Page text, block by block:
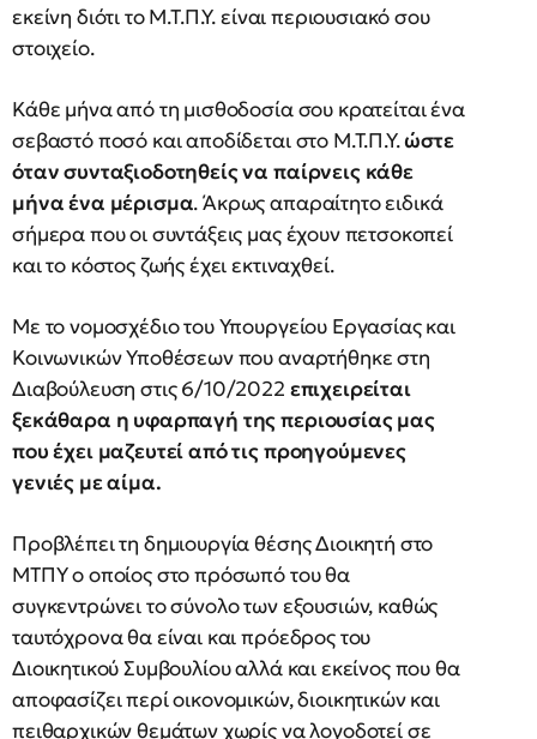
εκείνη διότι το Μ.Τ.Π.Υ. είναι περιουσιακό σου
στοιχείο.
Κάθε μήνα από τη μισθοδοσία σου κρατείται ένα
σεβαστό ποσό και αποδίδεται στο Μ.Τ.Π.Υ.ώστε
όταν συνταξιοδοτηθείς να παίρνεις κάθε
μήνα ένα μέρισμα. Άκρως απαραίτητο ειδικά
σήμερα που οι συντάξεις μας έχουν πετσοκοπεί
και το κόστος ζωής έχει εκτιναχθεί.
Με το νομοσχέδιο του Υπουργείου Εργασίας και
Κοινωνικών Υποθέσεων που αναρτήθηκε στη
Διαβούλευση στις 6/10/2022 επιχειρείται
ξεκάθαρα η υφαρπαγή της περιουσίας μας
που έχει μαζευτεί από τις προηγούμενες
γενιές με αίμα.
Προβλέπει τη δημιουργία θέσης Διοικητή στο
ΜΤΠΥ ο οποίος στο πρόσωπό του θα
συγκεντρώνει το σύνολο των εξουσιών, καθώς
ταυτόχρονα θα είναι και πρόεδρος του
Διοικητικού Συμβουλίου αλλά και εκείνος που θα
αποφασίζει περί οικονομικών, διοικητικών και
πειθαρχικών θεμάτων χωρίς να λογοδοτεί σε